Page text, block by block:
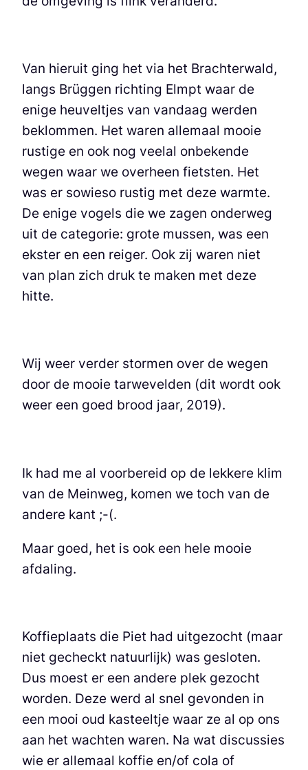
Van hieruit ging het via het Brachterwald,
langs Brüggen richting Elmpt waar de
enige heuveltjes van vandaag werden
beklommen. Het waren allemaal mooie
rustige en ook nog veelal onbekende
wegen waar we overheen fietsten. Het
was er sowieso rustig met deze warmte.
De enige vogels die we zagen onderweg
uit de categorie: grote mussen, was een
ekster en een reiger. Ook zij waren niet
van plan zich druk te maken met deze
hitte.
Wij weer verder stormen over de wegen
door de mooie tarwevelden (dit wordt ook
weer een goed brood jaar, 2019).
Ik had me al voorbereid op de lekkere klim
van de Meinweg, komen we toch van de
andere kant ;-(.
Maar goed, het is ook een hele mooie
afdaling.
Koffieplaats die Piet had uitgezocht (maar
niet gecheckt natuurlijk) was gesloten.
Dus moest er een andere plek gezocht
worden. Deze werd al snel gevonden in
een mooi oud kasteeltje waar ze al op ons
aan het wachten waren. Na wat discussies
wie er allemaal koffie en/of cola of